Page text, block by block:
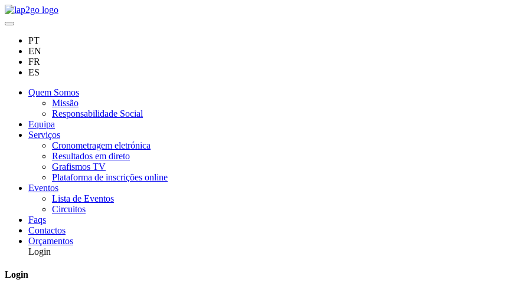
PT
EN
FR
ES
Quem Somos
Missão
Responsabilidade Social
Equipa
Serviços
Cronometragem eletrónica
Resultados em direto
Grafismos TV
Plataforma de inscrições online
Eventos
Lista de Eventos
Circuitos
Faqs
Contactos
Orçamentos
Login
Login